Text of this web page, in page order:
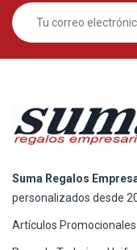
Suma Regalos
personalizados desde
Artículos